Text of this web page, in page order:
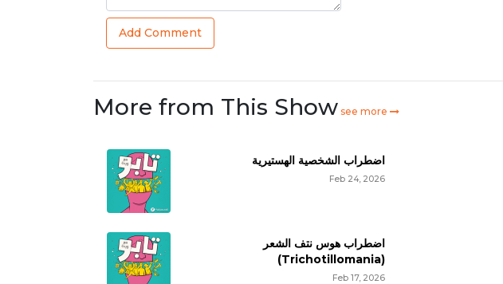
Add Comment
More from This Show see more
اضطراب الشخصية الهستيرية
Feb 24, 2026
اضطراب هوس نتف الشعر
(Trichotillomania)
Feb 17, 2026